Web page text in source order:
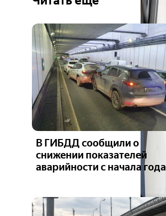
В ГИБДД сообщили о
снижении показателей
аварийности с начала года